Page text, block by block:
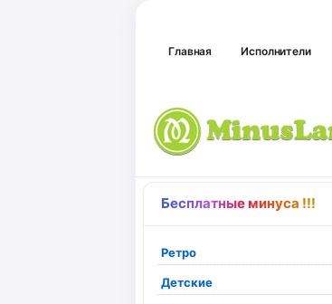
Главная Исполнители
Бесплатные минуса !!!
Ретро
Детские